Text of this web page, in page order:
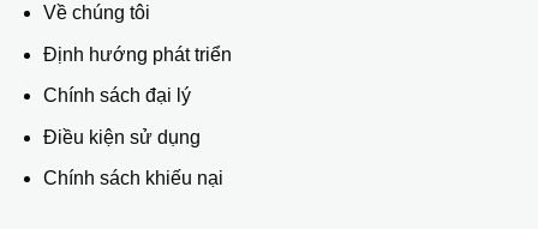
Về chúng tôi
Định hướng phát triển
Chính sách đại lý
Điều kiện sử dụng
Chính sách khiếu nại